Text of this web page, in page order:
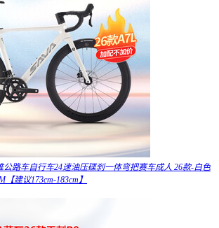
公路车自行车24速油压碟刹一体弯把赛车成人 26款-白色
【建议173cm-183cm】